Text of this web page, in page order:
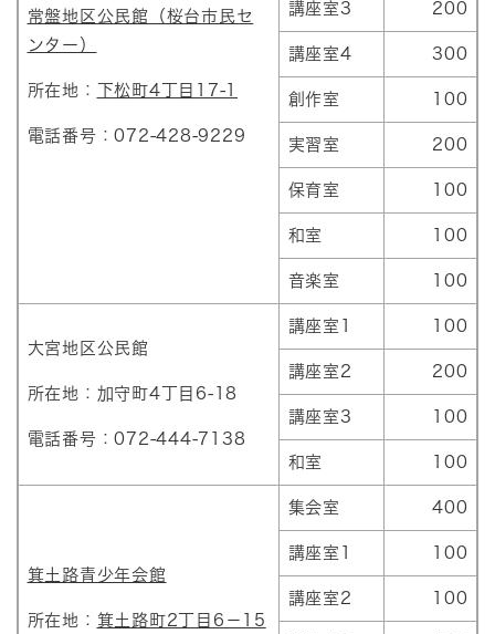
常盤地区公民館（桜台市民セ
ンター）
所在地： 下松町4丁目17-1
電話番号：072-428-9229
講座室3 200
講座室4 300
創作室 100
実習室 200
保育室 100
和室 100
音楽室 100
大宮地区公民館
所在地：加守町4丁目6-18
電話番号：072-444-7138
講座室1 100
講座室2 200
講座室3 100
和室 100
箕土路青少年会館
所在地： 箕土路町2丁目6－15
集会室 400
講座室1 100
講座室2 100